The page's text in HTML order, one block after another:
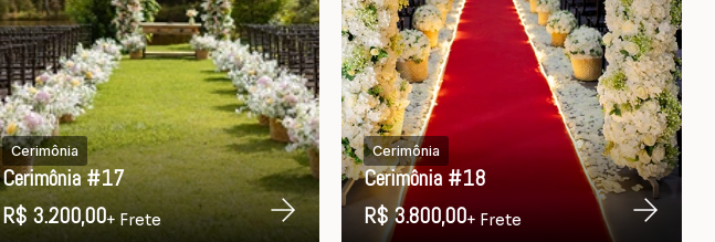
Cerimônia
Cerimônia #17
R$ 3.200,00+ Frete
Cerimônia
Cerimônia #18
R$ 3.800,00+ Frete